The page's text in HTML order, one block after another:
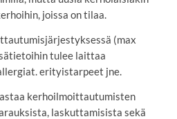
joissa on tilaa.
(max
tulee laittaa
erityistarpeet jne.
kerhoilmoittautumisten
laskuttamisista sekä